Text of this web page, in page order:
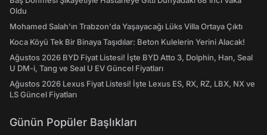
Oldu
Mohamed Salah'ın Trabzon'da Yaşayacağı Lüks Villa Ortaya Çıktı
Koca Köyü Tek Bir Binaya Taşıdılar: Beton Kulelerin Yerini Alacak!
Ağustos 2026 BYD Fiyat Listesi! İşte BYD Atto 3, Dolphin, Han, Seal
U DM-i, Tang ve Seal U EV Güncel Fiyatları
Ağustos 2026 Lexus Fiyat Listesi! İşte Lexus ES, RX, RZ, LBX, NX ve
LS Güncel Fiyatları
Günün Popüler Başlıkları